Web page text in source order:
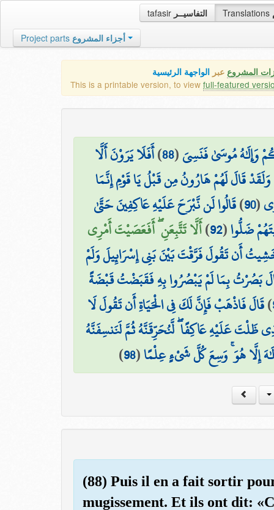
tafasir التفاسيــر Translations
Project parts أجزاء المشروع
المشروع عبر الواجهة الرئيسية
This is a printable version, to view full-featured
وَإِلَٰهُ مُوسَىٰ فَنَسِيَ(
88
)أَفَلَا يَرَوْنَ أَلَّا
وَلَقَدْ قَالَ لَهُمْ هَارُونُ مِن قَبْلُ يَا قَوْمِ إِنَّمَا
(
90
)قَالُوا لَن نَّبْرَحَ عَلَيْهِ عَاكِفِينَ حَتَّىٰ
ضَلُّوا(
92
)أَلَّا تَتَّبِعَنِ ۖ أَفَعَصَيْتَ أَمْرِي
أَن تَقُولَ فَرَّقْتَ بَيْنَ بَنِي إِسْرَائِيلَ وَلَمْ
بَصُرْتُ بِمَا لَمْ يَبْصُرُوا بِهِ فَقَبَضْتُ قَبْضَةً
)قَالَ فَاذْهَبْ فَإِنَّ لَكَ فِي الْحَيَاةِ أَن تَقُولَ لَا
ظَلْتَ عَلَيْهِ عَاكِفًا ۖ لَّنُحَرِّقَنَّهُ ثُمَّ لَنَنسِفَنَّهُ
إِلَّا هُوَ ۚ وَسِعَ كُلَّ شَيْءٍ عِلْمًا(
98
)
(88) Puis il en a fait sortir
mugissement. Et ils ont dit: